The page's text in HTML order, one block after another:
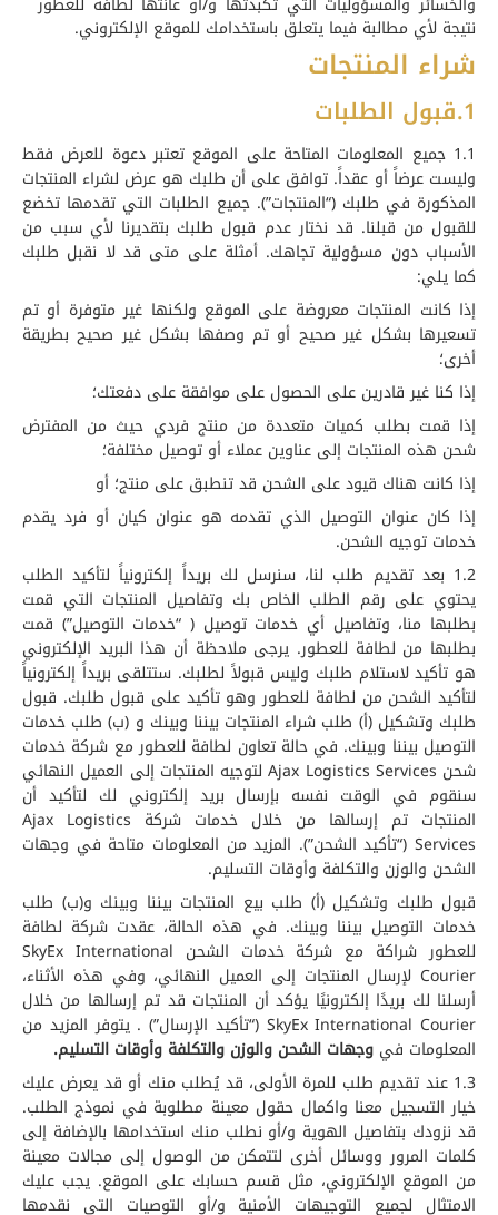
نتيجة لأي مطالبة فيما يتعلق باستخدامك للموقع الإلكتروني.
شراء المنتجات
1.قبول الطلبات
1.1 جميع المعلومات المتاحة على الموقع تعتبر دعوة للعرض فقط
وليست عرضاً أو عقداً. توافق على أن طلبك هو عرض لشراء المنتجات
المذكورة في طلبك (“المنتجات”). جميع الطلبات التي تقدمها تخضع
للقبول من قبلنا. قد نختار عدم قبول طلبك بتقديرنا لأي سبب من
الأسباب دون مسؤولية تجاهك. أمثلة على متى قد لا نقبل طلبك
كما يلي:
إذا كانت المنتجات معروضة على الموقع ولكنها غير متوفرة أو تم
تسعيرها بشكل غير صحيح أو تم وصفها بشكل غير صحيح بطريقة
أخرى؛
إذا كنا غير قادرين على الحصول على موافقة على دفعتك؛
إذا قمت بطلب كميات متعددة من منتج فردي حيث من المفترض
شحن هذه المنتجات إلى عناوين عملاء أو توصيل مختلفة؛
إذا كانت هناك قيود على الشحن قد تنطبق على منتج؛ أو
إذا كان عنوان التوصيل الذي تقدمه هو عنوان كيان أو فرد يقدم
خدمات توجيه الشحن.
1.2 بعد تقديم طلب لنا، سنرسل لك بريداً إلكترونياً لتأكيد الطلب
يحتوي على رقم الطلب الخاص بك وتفاصيل المنتجات التي قمت
بطلبها منا، وتفاصيل أي خدمات توصيل ( “خدمات التوصيل”) قمت
بطلبها من لطافة للعطور. يرجى ملاحظة أن هذا البريد الإلكتروني
هو تأكيد لاستلام طلبك وليس قبولاً لطلبك. ستتلقى بريداً إلكترونياً
لتأكيد الشحن من لطافة للعطور وهو تأكيد على قبول طلبك. قبول
طلبك وتشكيل (أ) طلب شراء المنتجات بيننا وبينك و (ب) طلب خدمات
التوصيل بيننا وبينك. في حالة تعاون لطافة للعطور مع شركة خدمات
شحن Ajax Logistics Services لتوجيه المنتجات إلى العميل النهائي
سنقوم في الوقت نفسه بإرسال بريد إلكتروني لك لتأكيد أن
المنتجات تم إرسالها من خلال خدمات شركة Ajax Logistics
Services (“تأكيد الشحن”). المزيد من المعلومات متاحة في وجهات
الشحن والوزن والتكلفة وأوقات التسليم.
قبول طلبك وتشكيل (أ) طلب بيع المنتجات بيننا وبينك و(ب) طلب
خدمات التوصيل بيننا وبينك. في هذه الحالة، عقدت شركة لطافة
للعطور شراكة مع شركة خدمات الشحن SkyEx International
Courier لإرسال المنتجات إلى العميل النهائي، وفي هذه الأثناء،
أرسلنا لك بريدًا إلكترونيًا يؤكد أن المنتجات قد تم إرسالها من خلال
SkyEx International Courier (“تأكيد الإرسال”) . يتوفر المزيد من
المعلومات في وجهات الشحن والوزن والتكلفة وأوقات التسليم.
1.3 عند تقديم طلب للمرة الأولى، قد يُطلب منك أو قد يعرض عليك
خيار التسجيل معنا واكمال حقول معينة مطلوبة في نموذج الطلب.
قد نزودك بتفاصيل الهوية و/أو نطلب منك استخدامها بالإضافة إلى
كلمات المرور ووسائل أخرى لتتمكن من الوصول إلى مجالات معينة
من الموقع الإلكتروني، مثل قسم حسابك على الموقع. يجب عليك
الامتثال لجميع التوجيهات الأمنية و/أو التوصيات التي نقدمها